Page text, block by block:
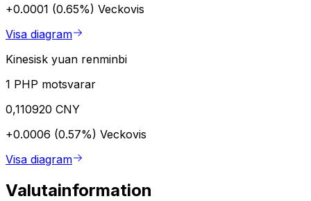
+0.0001 (0.65%) Veckovis
Visa diagram
Kinesisk yuan renminbi
1 PHP motsvarar
0,110920 CNY
+0.0006 (0.57%) Veckovis
Visa diagram
Valutainformation